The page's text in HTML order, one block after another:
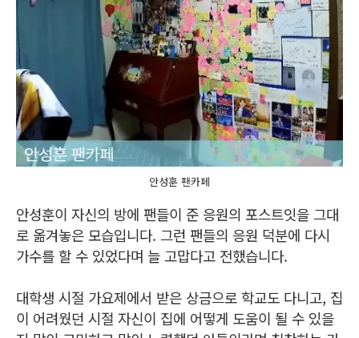
안성훈 팬카페
안성훈이 자신의 방에 팬들이 준 응원의 포스트잇을 그대
로 옮겨놓은 모습입니다. 그런 팬들의 응원 덕분에 다시
가수를 할 수 있었다며 늘 고맙다고 전했습니다.
대학생 시절 가요제에서 받은 상금으로 학교도 다니고, 집
이 어려웠던 시절 자신이 집에 어떻게 도움이 될 수 있을